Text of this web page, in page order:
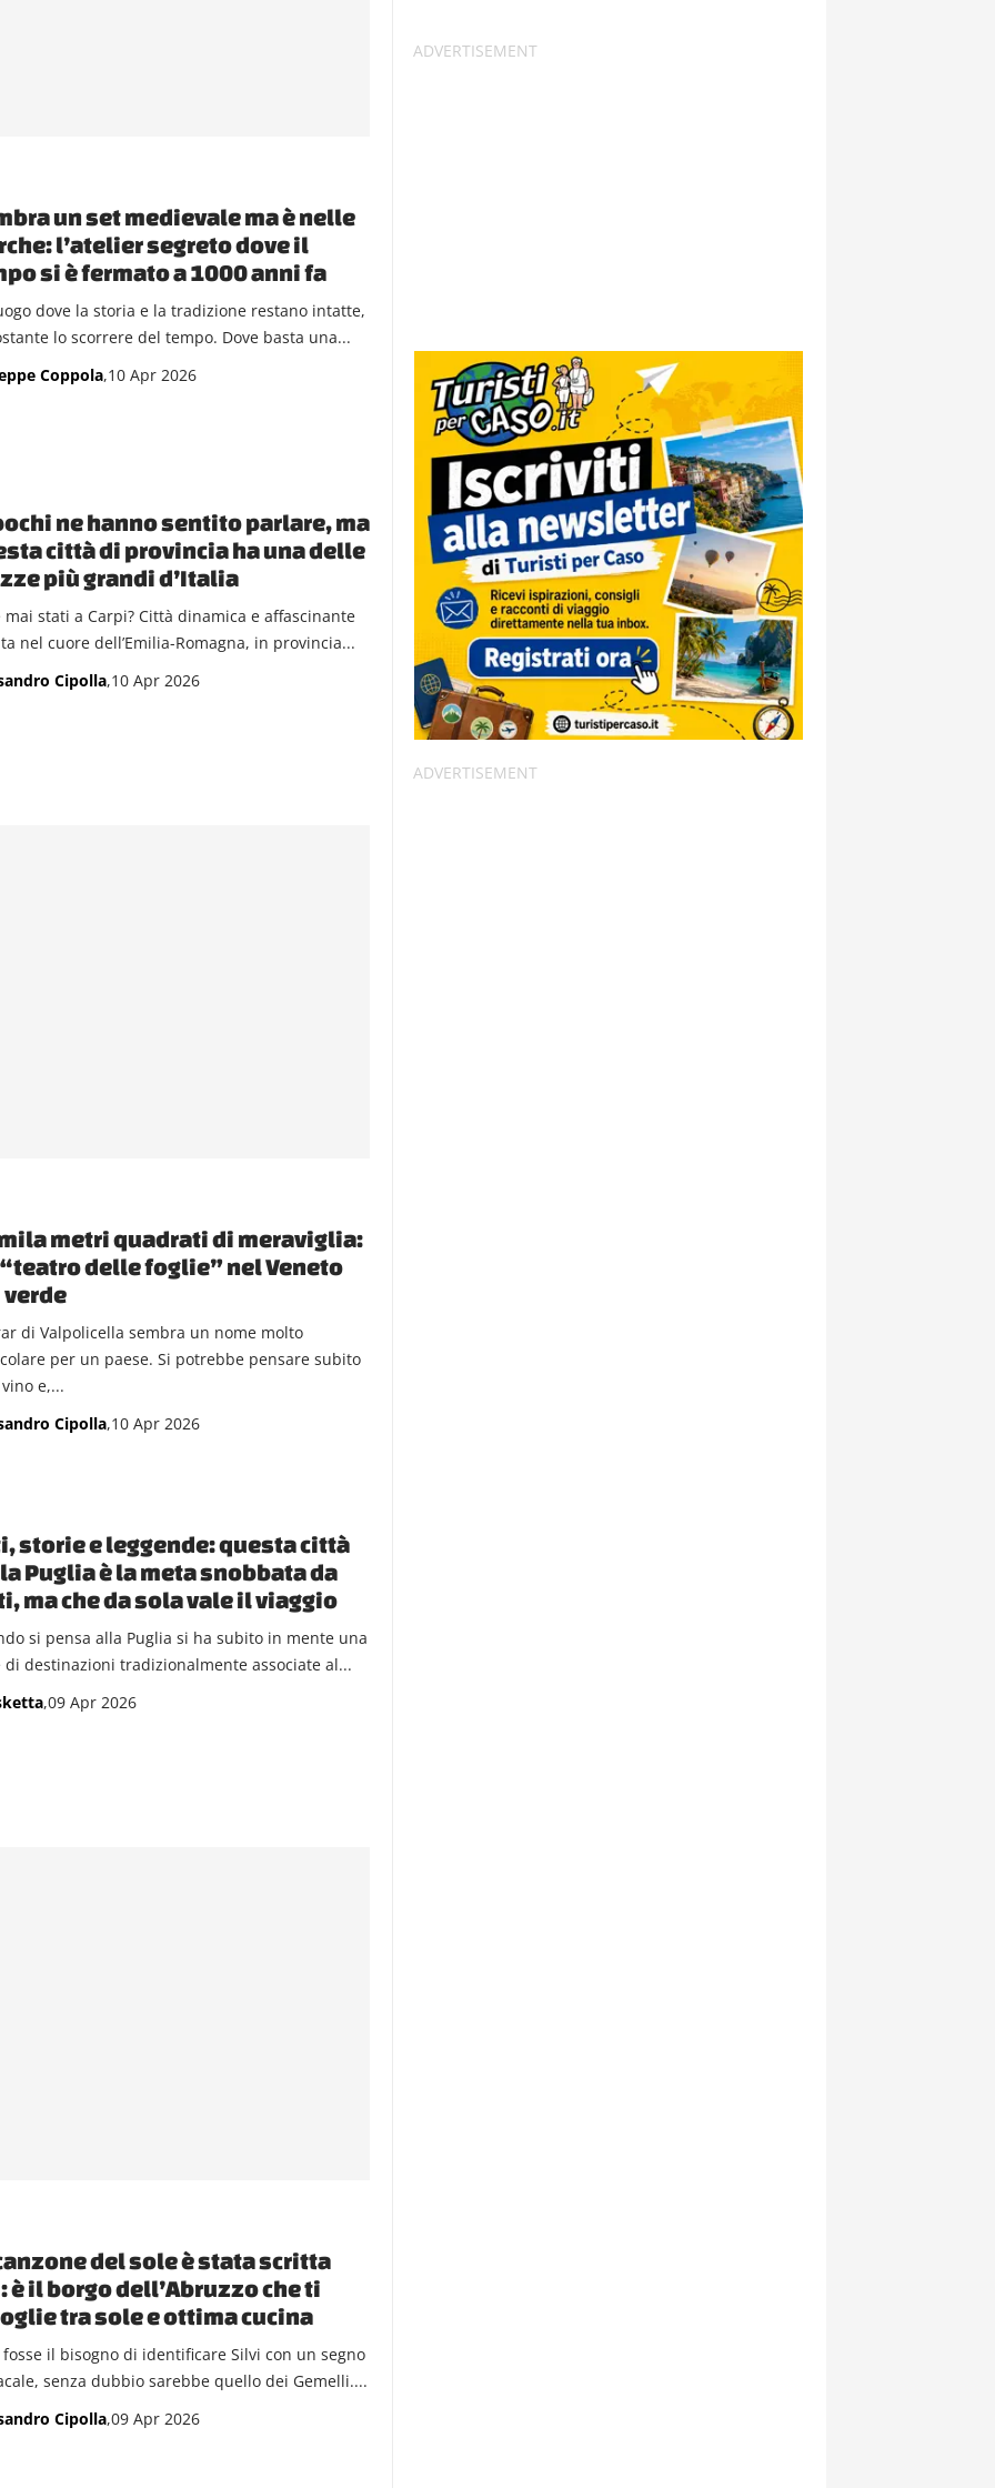
un set medievale ma è nelle
l’atelier segreto dove il
si è fermato a 1000 anni fa
dove la storia e la tradizione restano intatte,
lo scorrere del tempo. Dove basta una...
Coppola,10 Apr 2026
ne hanno sentito parlare, ma
città di provincia ha una delle
più grandi d’Italia
mai stati a Carpi? Città dinamica e affascinante
nel cuore dell’Emilia-Romagna, in provincia...
Cipolla,10 Apr 2026
metri quadrati di meraviglia:
delle foglie” nel Veneto
di Valpolicella sembra un nome molto
per un paese. Si potrebbe pensare subito
e,...
Cipolla,10 Apr 2026
storie e leggende: questa città
Puglia è la meta snobbata da
ma che da sola vale il viaggio
si pensa alla Puglia si ha subito in mente una
di destinazioni tradizionalmente associate al...
,09 Apr 2026
del sole è stata scritta
è il borgo dell’Abruzzo che ti
tra sole e ottima cucina
fosse il bisogno di identificare Silvi con un segno
senza dubbio sarebbe quello dei Gemelli....
Cipolla,09 Apr 2026